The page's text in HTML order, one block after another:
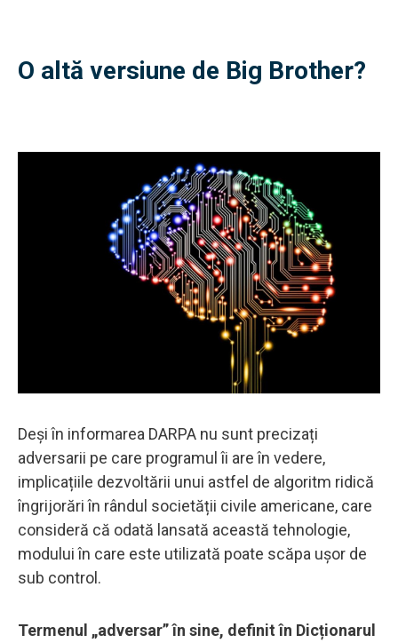
O altă versiune de Big Brother?
Deși în informarea DARPA nu sunt precizați
adversarii pe care programul îi are în vedere,
implicațiile dezvoltării unui astfel de algoritm ridică
îngrijorări în rândul societății civile americane, care
consideră că odată lansată această tehnologie,
modului în care este utilizată poate scăpa ușor de
sub control.
Termenul „adversar” în sine, definit în Dicționarul